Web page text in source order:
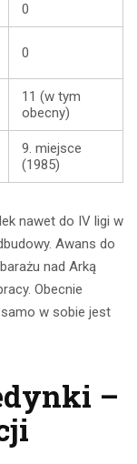
0
0
11 (w tym
obecny)
9. miejsce
(1985)
nawet do IV ligi w
Awans do
nad Arką
Obecnie
w sobie jest
–